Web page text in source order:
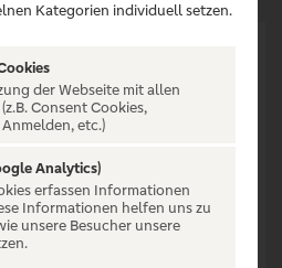
NICHT
Kategorien individuell setzen.
der Webseite mit allen
Consent Cookies,
etc.)
Analytics)
erfassen Informationen
Informationen helfen uns zu
unsere Besucher unsere